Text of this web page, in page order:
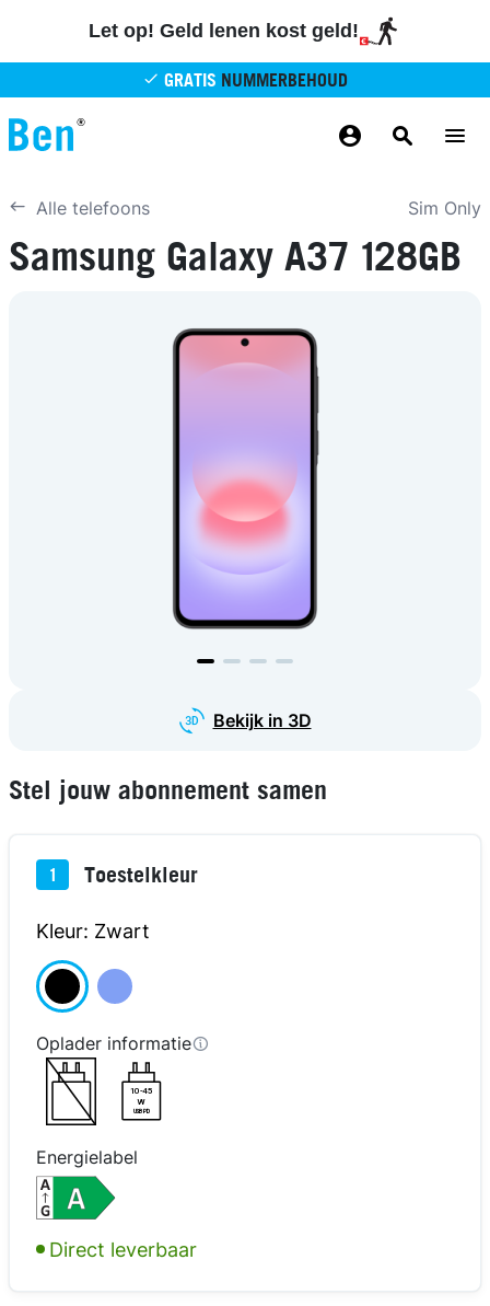
Let op! Geld lenen kost geld!
GRATIS NUMMERBEHOUD
Alle telefoons Sim Only
Samsung Galaxy A37 128GB
Bekijk in 3D
in 3D
in 3D
in 3D
Stel jouw abonnement samen
1 Toestelkleur
Kleur: Zwart
Oplader informatie
10-45
W
USB PD
Energielabel
Direct leverbaar